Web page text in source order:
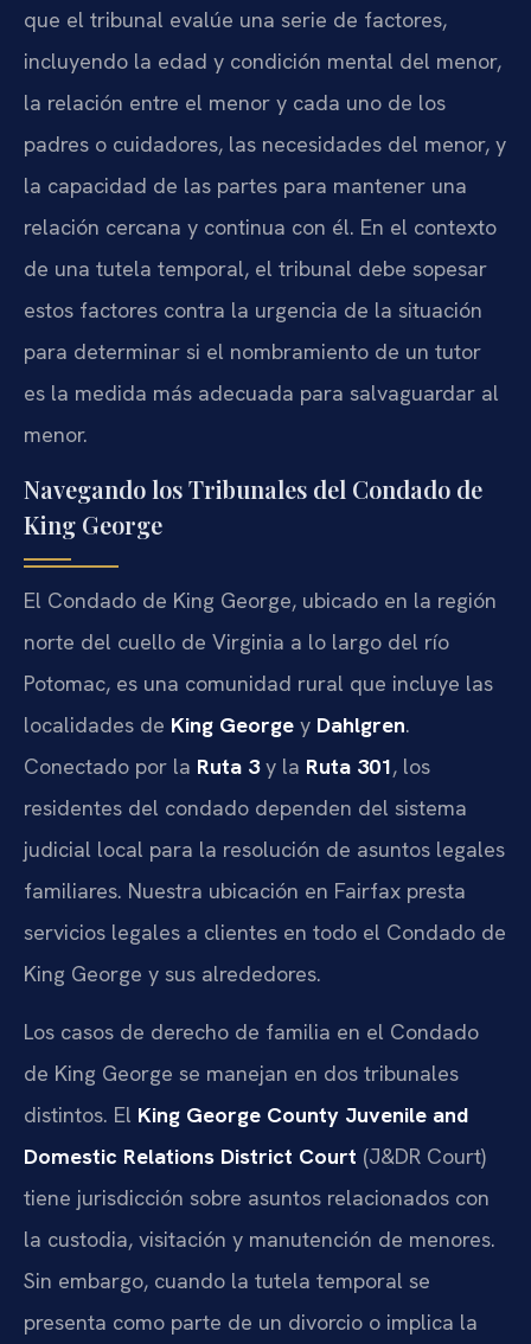
que el tribunal evalúe una serie de factores,
incluyendo la edad y condición mental del menor,
la relación entre el menor y cada uno de los
padres o cuidadores, las necesidades del menor, y
la capacidad de las partes para mantener una
relación cercana y continua con él. En el contexto
de una tutela temporal, el tribunal debe sopesar
estos factores contra la urgencia de la situación
para determinar si el nombramiento de un tutor
es la medida más adecuada para salvaguardar al
menor.
Navegando los Tribunales del Condado de
King George
El Condado de King George, ubicado en la región
norte del cuello de Virginia a lo largo del río
Potomac, es una comunidad rural que incluye las
localidades de King George y Dahlgren.
Conectado por la Ruta 3y la Ruta 301, los
residentes del condado dependen del sistema
judicial local para la resolución de asuntos legales
familiares. Nuestra ubicación en Fairfax presta
servicios legales a clientes en todo el Condado de
King George y sus alrededores.
Los casos de derecho de familia en el Condado
de King George se manejan en dos tribunales
distintos. El King George County Juvenile and
Domestic Relations District Court (J&DR Court)
tiene jurisdicción sobre asuntos relacionados con
la custodia, visitación y manutención de menores.
Sin embargo, cuando la tutela temporal se
presenta como parte de un divorcio o implica la